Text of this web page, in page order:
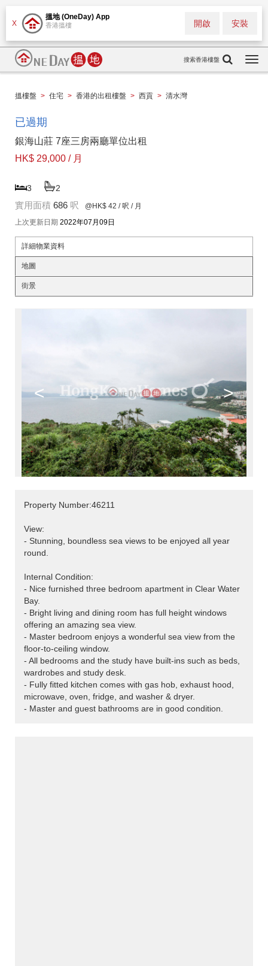
X
搵地 (OneDay) App
香港搵樓 安裝
開啟
搜索香港樓盤
搵樓盤 > 住宅 > 香港的出租樓盤 > 西貢 > 清水灣
已過期
銀海山莊 7座三房兩廳單位出租
HK$ 29,000 / 月
3 2
實用面積 686 呎 @HK$ 42 / 呎 / 月
上次更新日期 2022年07月09日
詳細物業資料
地圖
街景
< >
Property Number:46211
View:
- Stunning, boundless sea views to be enjoyed all year
round.
Internal Condition:
- Nice furnished three bedroom apartment in Clear Water
Bay.
- Bright living and dining room has full height windows
offering an amazing sea view.
- Master bedroom enjoys a wonderful sea view from the
floor-to-ceiling window.
- All bedrooms and the study have built-ins such as beds,
wardrobes and study desk.
- Fully fitted kitchen comes with gas hob, exhaust hood,
microwave, oven, fridge, and washer & dryer.
- Master and guest bathrooms are in good condition.